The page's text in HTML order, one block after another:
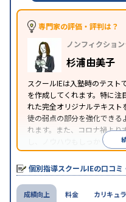
中高一貫校生に
可能季節講習
※2023年3月調査。小学校高学
専門家の評価・評判は？
ノンフィクショ
杉浦由美子
スクールIEは入塾時のテスト
を作成してくれます。特に注
れた完全オリジナルテキスト
徒の弱点の部分を強化できる
れます。また、コロナ禍より
し、ノウハウもしっかりとし
な個別指導塾です。
個別指導スクールIEの口コミ
成績向上 料金 カリキュ